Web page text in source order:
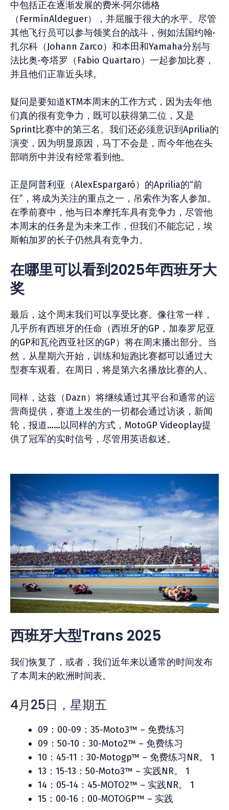
中包括正在逐渐发展的费米·阿尔德格
（FermínAldeguer），并屈服于很大的水平。尽管
其他飞行员可以参与领奖台的战斗，例如法国约翰·
扎尔科（Johann Zarco）和本田和Yamaha分别与
法比奥·夸塔罗（Fabio Quartaro）一起参加比赛，
并且他们正靠近头球。
疑问是要知道KTM本周末的工作方式，因为去年他
们真的很有竞争力，既可以获得第二位，又是
Sprint比赛中的第三名。我们还必须意识到Aprilia的
演变，因为明显原因，马丁不会是，而今年他在头
部哨所中并没有经常看到他。
正是阿普利亚（AlexEspargaró）的Aprilia的“前
任”，将成为关注的重点之一，吊索作为客人参加。
在季前赛中，他与日本摩托车具有竞争力，尽管他
本周末的任务是为未来工作，但我们不能忘记，埃
斯帕加罗的长子仍然具有竞争力。
在哪里可以看到2025年西班牙大
奖
最后，这个周末我们可以享受比赛。像往常一样，
几乎所有西班牙的任命（西班牙的GP，加泰罗尼亚
的GP和瓦伦西亚社区的GP）将在周末播出部分。当
然，从星期六开始，训练和短跑比赛都可以通过大
型赛车观看。在周日，将是第六名播放比赛的人。
同样，达兹（Dazn）将继续通过其平台和通常的运
营商提供，赛道上发生的一切都会通过访谈，新闻
轮，报道……以同样的方式，MotoGP Videoplay提
供了冠军的实时信号，尽管用英语叙述。
西班牙大型Trans 2025
我们恢复了，或者，我们近年来以通常的时间发布
了本周末的欧洲时间表。
4月25日，星期五
09：00-09：35-Moto3™ – 免费练习
09：50-10：30-Moto2™ – 免费练习
10：45-11：30-Motogp™ – 免费练习NR。 1
13：15-13：50-Moto3™ – 实践NR。 1
14：05-14：45-MOTO2™ – 实践NR。 1
15：00-16：00-MOTOGP™ – 实践